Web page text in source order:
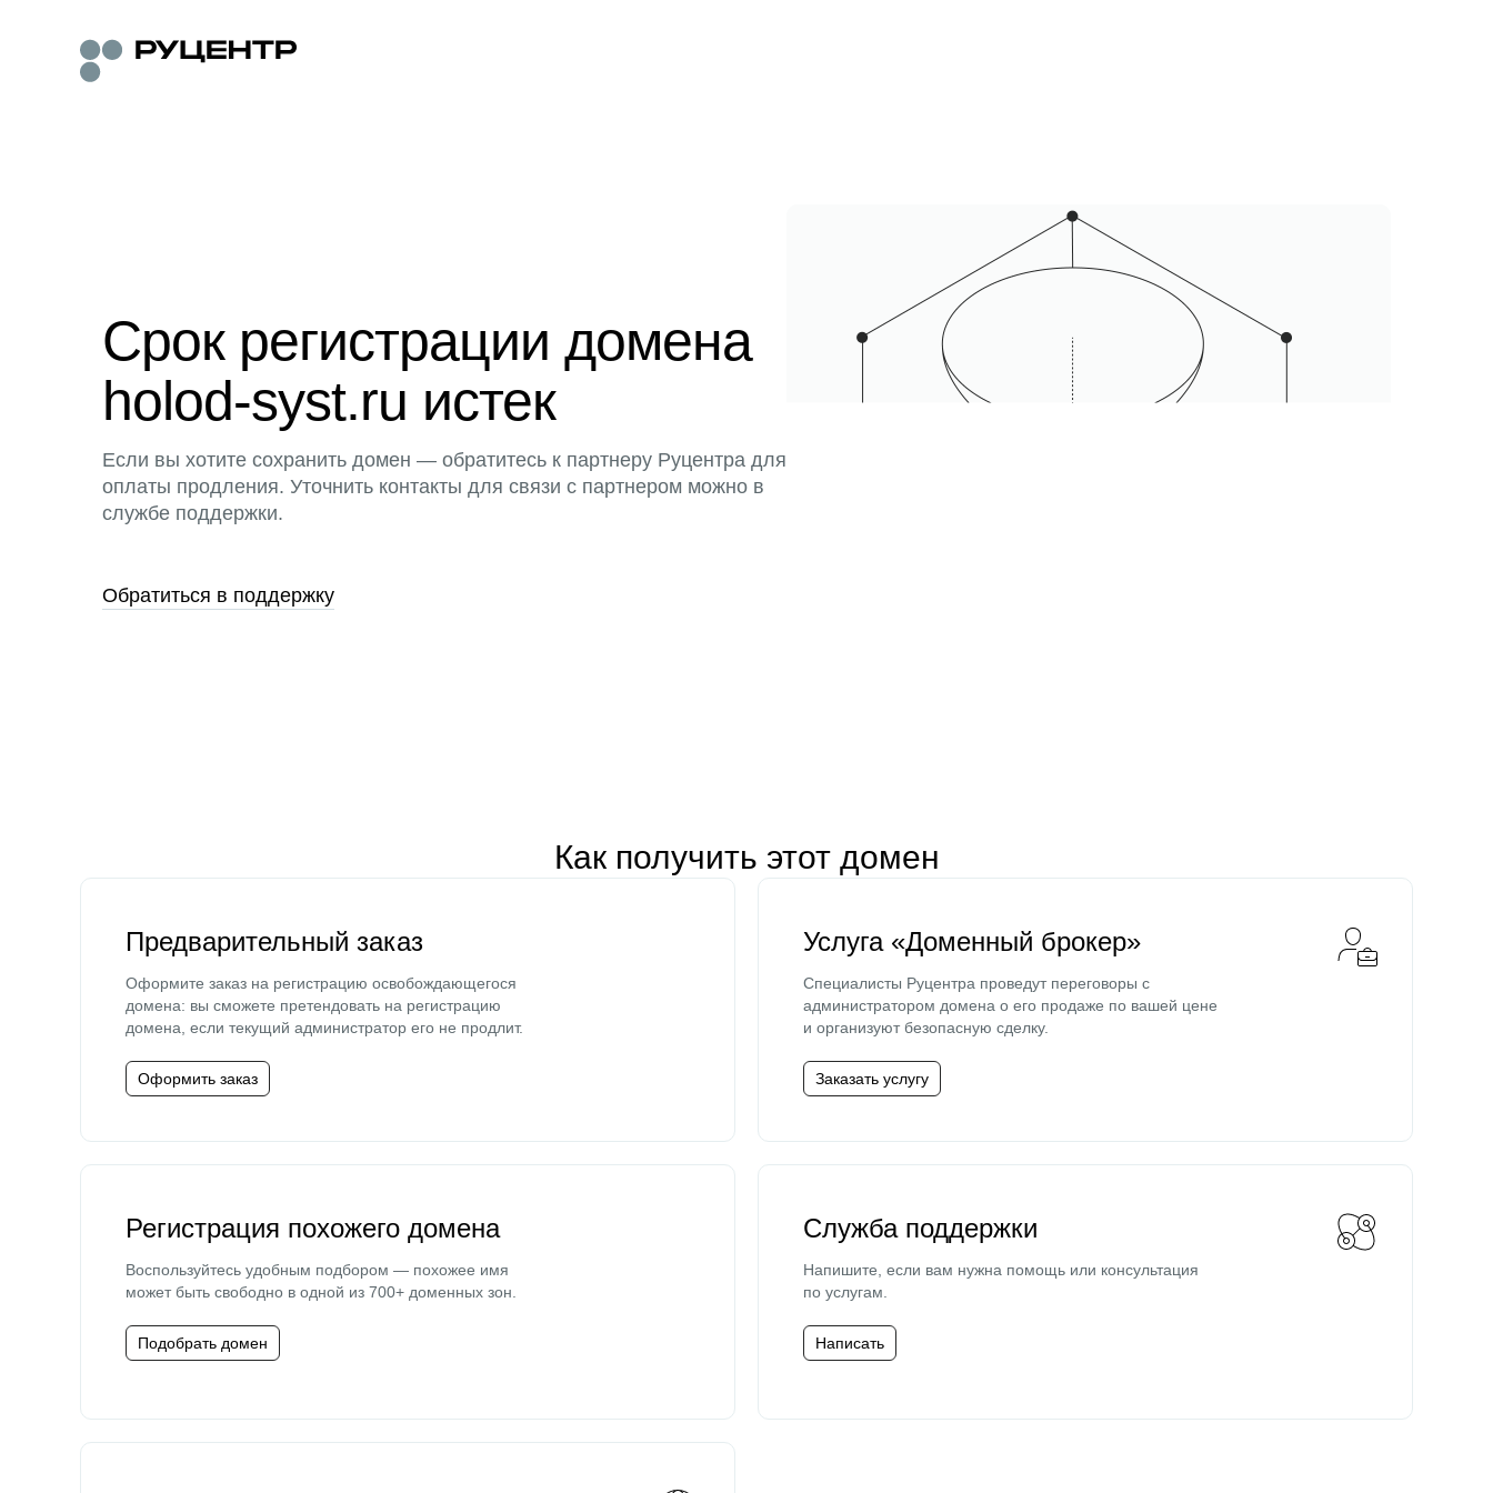
Срок регистрации домена
holod-syst.ru истек
Если вы хотите сохранить домен — обратитесь к партнеру Руцентра для
оплаты продления. Уточнить контакты для связи с партнером можно в
службе поддержки.
Обратиться в поддержку
Как получить этот домен
Предварительный заказ
Оформите заказ на регистрацию освобождающегося
домена: вы сможете претендовать на регистрацию
домена, если текущий администратор его не продлит.
Оформить заказ
Услуга «Доменный брокер»
Специалисты Руцентра проведут переговоры с
администратором домена о его продаже по вашей цене
и организуют безопасную сделку.
Заказать услугу
Регистрация похожего домена
Воспользуйтесь удобным подбором — похожее имя
может быть свободно в одной из 700+ доменных зон.
Подобрать домен
Служба поддержки
Напишите, если вам нужна помощь или консультация
по услугам.
Написать